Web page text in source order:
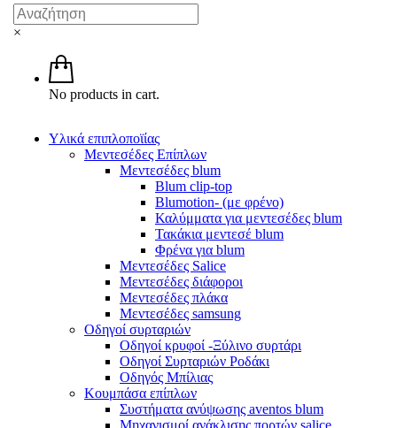
×
No products in cart.
Υλικά επιπλοποϊίας
Μεντεσέδες Επίπλων
Μεντεσέδες blum
Blum clip-top
Blumotion- (με φρένο)
Καλύμματα για μεντεσέδες blum
Τακάκια μεντεσέ blum
Φρένα για blum
Μεντεσέδες Salice
Μεντεσέδες διάφοροι
Μεντεσέδες πλάκα
Μεντεσέδες samsung
Οδηγοί συρταριών
Οδηγοί κρυφοί -Ξύλινο συρτάρι
Οδηγοί Συρταριών Ροδάκι
Οδηγός Μπίλιας
Κουμπάσα επίπλων
Συστήματα ανύψωσης aventos blum